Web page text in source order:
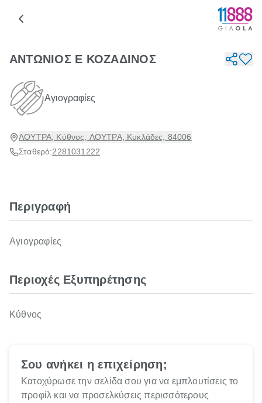
ΑΝΤΩΝΙΟΣ Ε ΚΟΖΑΔΙΝΟΣ
Αγιογραφίες
ΛΟΥΤΡΑ, Κύθνος, ΛΟΥΤΡΑ, Κυκλάδες, 84006
Σταθερό:2281031222
Περιγραφή
Αγιογραφίες
Περιοχές Εξυπηρέτησης
Κύθνος
Σου ανήκει η επιχείρηση;
Κατοχύρωσε την σελίδα σου για να εμπλουτίσεις το
προφίλ και να προσελκύσεις περισσότερους